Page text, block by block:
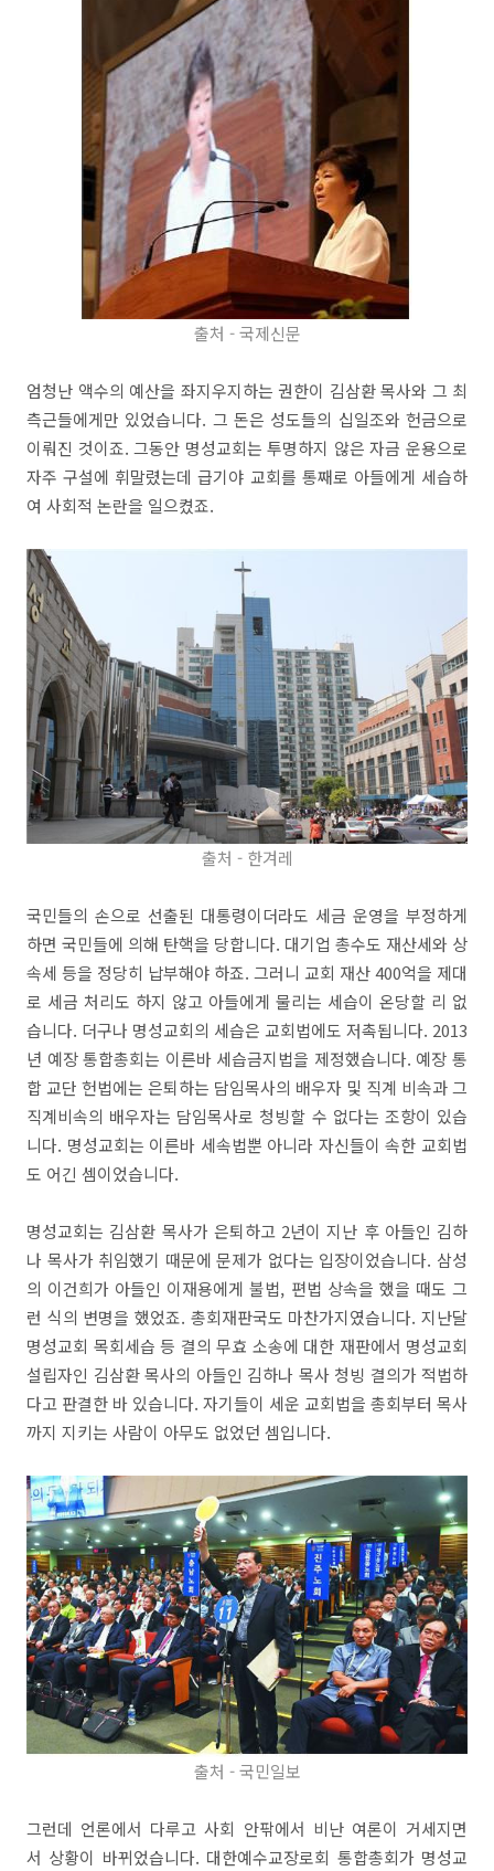
출처 - 국제신문
엄청난 액수의 예산을 좌지우지하는 권한이 김삼환 목사와 그 최
측근들에게만 있었습니다. 그 돈은 성도들의 십일조와 헌금으로
이뤄진 것이죠. 그동안 명성교회는 투명하지 않은 자금 운용으로
자주 구설에 휘말렸는데 급기야 교회를 통째로 아들에게 세습하
여 사회적 논란을 일으켰죠.
출처 - 한겨레
국민들의 손으로 선출된 대통령이더라도 세금 운영을 부정하게
하면 국민들에 의해 탄핵을 당합니다. 대기업 총수도 재산세와 상
속세 등을 정당히 납부해야 하죠. 그러니 교회 재산 400억을 제대
로 세금 처리도 하지 않고 아들에게 물리는 세습이 온당할 리 없
습니다. 더구나 명성교회의 세습은 교회법에도 저촉됩니다. 2013
년 예장 통합총회는 이른바 세습금지법을 제정했습니다. 예장 통
합 교단 헌법에는 은퇴하는 담임목사의 배우자 및 직계 비속과 그
직계비속의 배우자는 담임목사로 청빙할 수 없다는 조항이 있습
니다. 명성교회는 이른바 세속법뿐 아니라 자신들이 속한 교회법
도 어긴 셈이었습니다.
명성교회는 김삼환 목사가 은퇴하고 2년이 지난 후 아들인 김하
나 목사가 취임했기 때문에 문제가 없다는 입장이었습니다. 삼성
의 이건희가 아들인 이재용에게 불법, 편법 상속을 했을 때도 그
런 식의 변명을 했었죠. 총회재판국도 마찬가지였습니다. 지난달
명성교회 목회세습 등 결의 무효 소송에 대한 재판에서 명성교회
설립자인 김삼환 목사의 아들인 김하나 목사 청빙 결의가 적법하
다고 판결한 바 있습니다. 자기들이 세운 교회법을 총회부터 목사
까지 지키는 사람이 아무도 없었던 셈입니다.
출처 - 국민일보
그런데 언론에서 다루고 사회 안팎에서 비난 여론이 거세지면
서 상황이 바뀌었습니다. 대한예수교장로회 통합총회가 명성교